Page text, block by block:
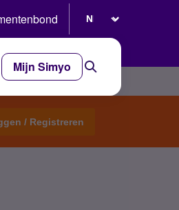
Mijn Simyo
/ Registreren